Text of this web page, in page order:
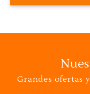
Grandes ofertas